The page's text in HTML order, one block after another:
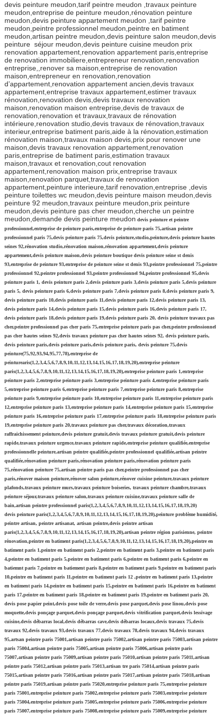
devis peinture meudon,tarif peintre meudon ,travaux peinture
meudon,entreprise de peinture meudon,rénovation peinture
meudon,devis peinture appartement meudon ,tarif peintre
meudon,peintre professionnel meudon,peintre en batiment
meudon,artisan peintre meudon,devis peinture salon meudon,devis
peinture séjour meudon,devis peinture cuisine meudon prix
renovation appartement,renovation appartement paris,entreprise
de renovation immobiliere,entrepreneur renovation,renovation
entreprise,,renover sa maison,entreprise de renovation
maison,entrepreneur en renovation,renovation
d’appartement,renovation appartement ancien,devis travaux
appartement,entreprise travaux appartement,estimer travaux
rénovation,renovation devis,devis travaux renovation
maison,renovation maison entreprise,devis de travaux de
renovation,renovation et travaux,travaux de rénovation
intérieure,renovation studio,devis travaux de rénovation,travaux
interieur,entreprise batiment paris,aide à la rénovation,estimation
rénovation maison,travaux maison devis,prix pour renover une
maison,devis travaux renovation appartement,renovation
paris,entreprise de batiment paris,estimation travaux
maison,travaux et renovation,cout renovation
appartement,renovation maison prix,entreprise travaux
maison,renovation parquet,travaux de renovation
appartement,peinture interieure,tarif renovation,entreprise ,devis
peinture toilettes wc meudon,devis peinture maison meudon,devis
peinture 92 meudon,travaux peinture meudon,prix peinture
meudon,devis peinture pas cher meudon,cherche un peintre
meudon,demande devis peinture meudon devis peinture et peintre
professionnel,entreprise de peinture paris,entreprise de peinture paris 75,artisan peintre
professionnel paris 75,devis peinture paris 75,devis peinture,studio,peinture,devis peinture hautes
seines 92,rénovation studio,rénovation maison,rénovation appartement,devis peinture
appartement,devis peinture maison,devis peinture boutique devis peinture seine st denis
93,entreprise de peinture 93,entreprise de peinture seine st denis 93,peintre professionnel 75,peintre
professionnel 92,peintre professionnel 93,peintre professionnel 94,peintre professionnel 95,devis
peinture paris 1, devis peinture paris 2,devis peinture paris 3,devis peinture paris 5,devis peinture
paris 5, devis peinture paris 6,devis peinture paris 7,devis peinture paris 8,devis peinture paris 9,
devis peinture paris 10,devis peinture paris 11,devis peinture paris 12,devis peinture paris 13,
devis peinture paris 14,devis peinture paris 15,devis peinture paris 16,devis peinture paris 17,
devis peinture paris 18,devis peinture paris 19,devis peinture paris 20, devis peinture travaux pas
cher,peintre professionnel pas cher paris 75,entreprise peinture paris pas cher,peintre professionnel
pas cher hautes seines 92,devis travaux peinture pas cher hautes seines 92, devis peinture paris,
devis peinture paris,devis peinture paris,devis peinture paris, devis peinture 75,devis
peinture(75,92,93,94,95,77,78),entreprise de
peinturearis(1,2,3,4,5,6,7,8,9,10,11,12,13,14,15,16,17,18,19,20),entreprise peinture
paris(1,2,3,4,5,6,7,8,9,10,11,12,13,14,15,16,17,18,19,20),entreprise peinture paris 1,entreprise
peinture paris 2,entreprise peinture paris 3,entreprise peinture paris 4,entreprise peinture paris
5,entreprise peinture paris 6,entreprise peinture paris 7,entreprise peinture paris 8,entreprise
peinture paris 9,entreprise peinture paris 10,entreprise peinture paris 11,entreprise peinture paris
12,entreprise peinture paris 13,entreprise peinture paris 14,entreprise peinture paris 15,entreprise
peinture paris 16,entreprise peinture paris 17,entreprise peinture paris 18,entreprise peinture paris
19,entreprise peinture paris 20,travaux peinture pas cher,travaux décoration,travaux
raffraichissement peinture,devis peinture gratuit,devis travaux peinture gratuit,devis peinture
rapide,travaux peinture urgence,travaux peinture rapide,entreprise peinture qualifiée,entreprise
professionnelle peinture,artisan peintre qualifiée,peintre professionnel qualifiée,artisan peintre
qualifiée,rénovation peinture paris,rénovation peinture paris,rénovation peinture paris
75,rénovation peinture 75,artisan peintre paris pas cher,peintre professionnel pas cher
paris,rénover maison peinture,rénover salon peinture,rénover cuisine peinture,travaux peinture
plafonds,travaux peinture murs,travaux peinture boiseries, travaux peinture chambre,travaux
peinture séjour,travaux peinture salon,travaux peinture cuisine,travaux peinture salle de
bain,artisan peintre professionnel paris(1,2,3,4,5,6,7,8,9,10,11,12,13,14,15,16,17,18,19,20)
devis peinture paris(1,2,3,4,5,6,7,8,9,10,11,12,13,14,15,16,17,18,19,20),peinture problème humidité,
peintre artisan, peintre artisanat, artisan peintre,devis peintre artisan
paris(1,2,3,4,5,6,7,8,9,10,11,12,13,14,15,16,17,18,19,20),artisan peintre région parisienne, peintre
rénovation,peintre en batiment paris(1,2,3,4,5,6,7,8,9,10,11,12,13,14,15,16,17,18,19,20),peintre en
batiment paris 1,peintre en batiment paris 2,peintre en batiment paris 3,peintre en batiment paris
4,peintre en batiment paris 5,peintre en batiment paris 6,peintre en batiment paris 6,peintre en
batiemnt paris 7,peintre en batiement paris 8,peintre en batiment paris 9,peintre en batiment paris
10,peintre en batiment paris 11,peintre en batiment paris 12 ,peintre en batiment paris 13,peintre
en batiment paris 14,peintre en batiment paris 15,peintre en batiment paris 16,peintre en batiment
paris 17,peintre en batiment paris 18,peintre en batiment paris 19,peintre en batiment paris 20,
devis pose papier peint,devis pose toile de verre,devis pose parquet,devis pose linou,devis pose
moquette,devis ponçage parquet,devis ponçage parquet,devis vitrification parquet,devis lessivage
cuisine,devis débarras local,devis débarras cave,devis débarras locaux,devis travaux 75,devis
travaux 92,devis travaux 93,devis travaux 77,devis travaux 78,devis travaux 94,devis travaux
95,artsan peintre paris 75001,artisan peintre paris 75002,artisan peintre paris 75003,artisan peintre
paris 75004,artisan peintre paris 75005,artisan peintre paris 75006,artisan peintre paris
75007,artisan peintre paris 75009,artisan peintre paris 75010,artisan peintre paris 75011,artisan
peintre paris 75012,artisan peintre paris 75013,artisan tre paris 75014,artisan peintre paris
75015,artisan peintre paris 75016,artisan peintre paris 75017,artisan peintre paris 75018,artisan
peintre paris 75019,artisan peintre paris 75020,entreprise peinture paris 75,entreprise peinture
paris 75001,entreprise peinture paris 75002,entreprise peinture paris 75003,entreprise peinture
paris 75004,entreprise peinture paris 75005,entreprise peinture paris 75006,entreprise peinture
paris 75007,entreprise peinture paris 75008,entreprise peinture paris 75009,entreprise peinture